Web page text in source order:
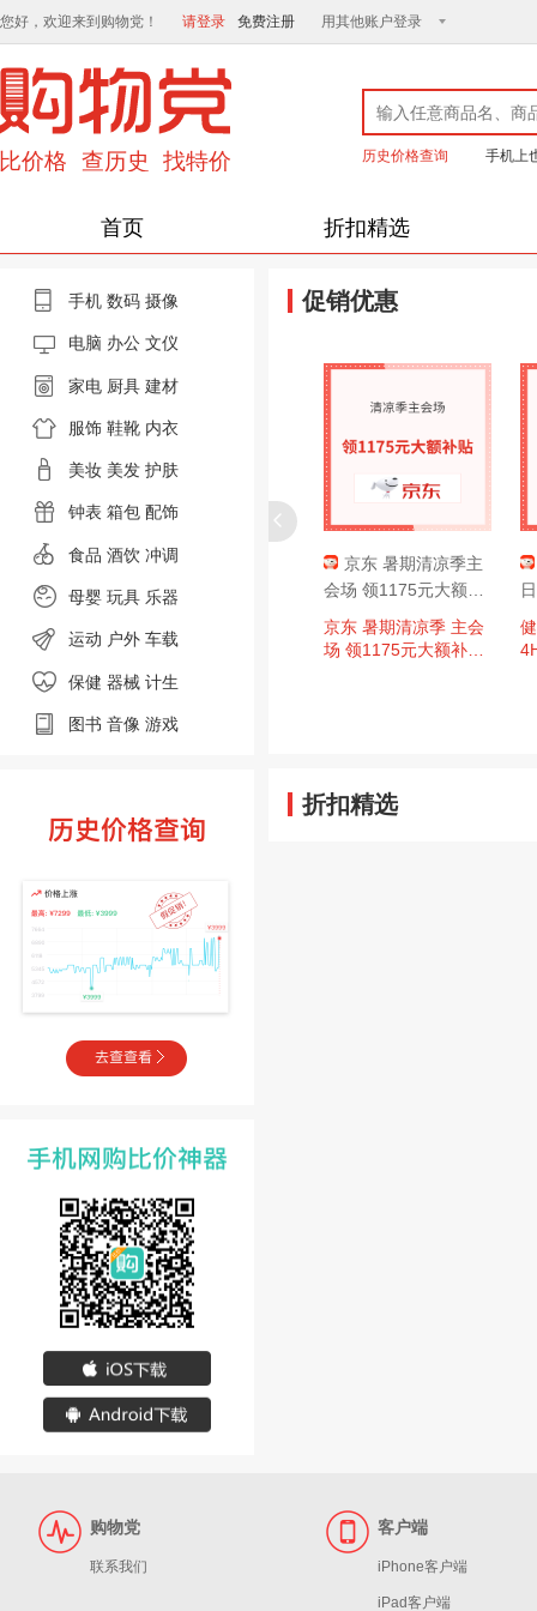
您好，欢迎来到购物党！ 请登录 免费注册 用其他账户登录
历史价格查询 手机上
首页 折扣精选
手机 数码 摄像
电脑 办公 文仪
家电 厨具 建材
服饰 鞋靴 内衣
美妆 美发 护肤
钟表 箱包 配饰
食品 酒饮 冲调
母婴 玩具 乐器
运动 户外 车载
保健 器械 计生
图书 音像 游戏
促销优惠
京东 暑期清凉季主
会场 领1175元大额补
贴 含1115元PLUS超
级补贴
京东 暑期清凉季 主会
场 领1175元大额补贴
折扣精选
购物党
联系我们
客户端
iPhone客户端
iPad客户端